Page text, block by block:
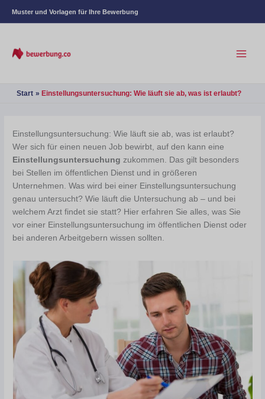
Muster und Vorlagen für Ihre Bewerbung
Start Einstellungsuntersuchung: Wie läuft sie ab, was ist erlaubt?
Einstellungsuntersuchung: Wie läuft sie ab, was ist erlaubt?
Wer sich für einen neuen Job bewirbt, auf den kann eine
Einstellungsuntersuchung zukommen. Das gilt besonders
bei Stellen im öffentlichen Dienst und in größeren
Unternehmen. Was wird bei einer Einstellungsuntersuchung
genau untersucht? Wie läuft die Untersuchung ab – und bei
welchem Arzt findet sie statt? Hier erfahren Sie alles, was Sie
vor einer Einstellungsuntersuchung im öffentlichen Dienst oder
bei anderen Arbeitgebern wissen sollten.